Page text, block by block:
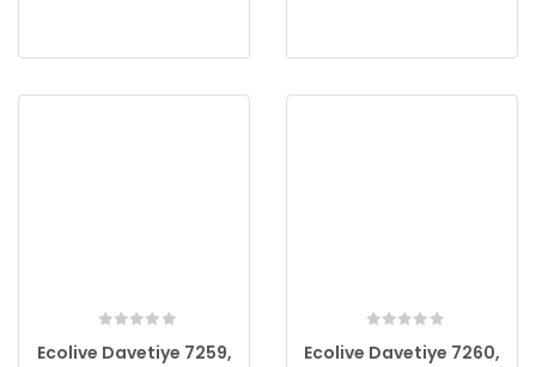
Ecolive Davetiye 7259,
Ecolive Davetiye 7260,